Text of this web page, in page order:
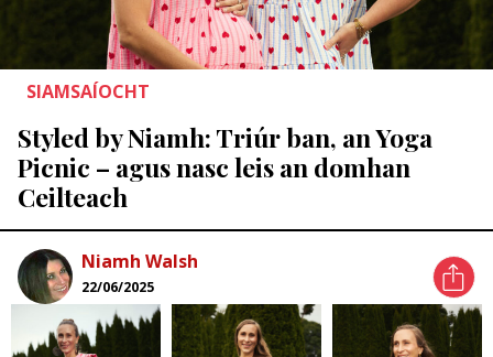
SIAMSAÍOCHT
Styled by Niamh: Triúr ban, an Yoga
Picnic – agus nasc leis an domhan
Ceilteach
Niamh Walsh
22/06/2025